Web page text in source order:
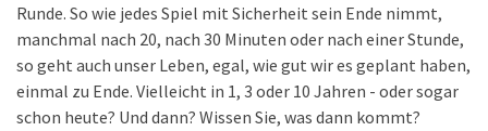
Runde. So wie jedes Spiel mit Sicherheit sein Ende nimmt,
manchmal nach 20, nach 30 Minuten oder nach einer Stunde,
so geht auch unser Leben, egal, wie gut wir es geplant haben,
einmal zu Ende. Vielleicht in 1, 3 oder 10 Jahren - oder sogar
schon heute? Und dann? Wissen Sie, was dann kommt?